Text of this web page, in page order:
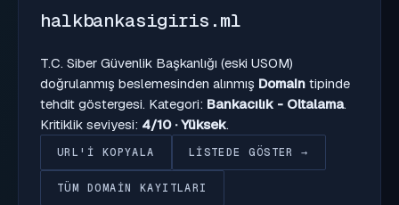
halkbankasigiris.ml
T.C. Siber Güvenlik Başkanlığı (eski USOM)
doğrulanmış beslemesinden alınmış Domain tipinde
tehdit göstergesi. Kategori: Bankacılık - Oltalama.
Kritiklik seviyesi: 4/10 · Yüksek.
URL'I KOPYALA LISTEDE GÖSTER →
TÜM DOMAIN KAYITLARI